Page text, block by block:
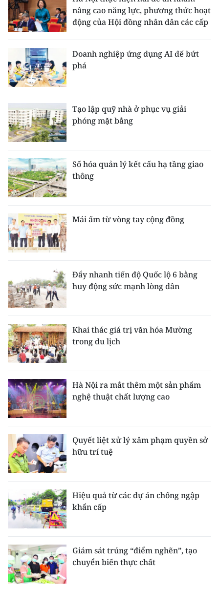
nâng cao năng lực, phương thức hoạt
động của Hội đồng nhân dân các cấp
Doanh nghiệp ứng dụng AI để bứt
phá
Tạo lập quỹ nhà ở phục vụ giải
phóng mặt bằng
Số hóa quản lý kết cấu hạ tầng giao
thông
Mái ấm từ vòng tay cộng đồng
Đẩy nhanh tiến độ Quốc lộ 6 bằng
huy động sức mạnh lòng dân
Khai thác giá trị văn hóa Mường
trong du lịch
Hà Nội ra mắt thêm một sản phẩm
nghệ thuật chất lượng cao
Quyết liệt xử lý xâm phạm quyền sở
hữu trí tuệ
Hiệu quả từ các dự án chống ngập
khẩn cấp
Giám sát trúng “điểm nghẽn”, tạo
chuyển biến thực chất